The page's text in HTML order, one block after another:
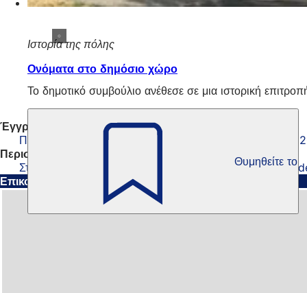
Ιστορία της πόλης
Ονόματα στο δημόσιο χώρο
Το δημοτικό συμβούλιο ανέθεσε σε μια ιστορική
Θυμηθείτε το
Έγγραφα
Πρόγραμμα Δημοτικού Αρχείου, Ιούλιος έως Δεκέμβριος
Περισσότερες πληροφορίες
Στις ψηφιακές υπηρεσίες του Αρχείου της πόλης
Επικοινωνήστε μαζί μας